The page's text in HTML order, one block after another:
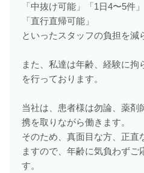
「中抜け可能」「1日4〜5件」
「直行直帰可能」
といったスタッフの負担を減
また、私達は年齢、経験に拘
を行っております。
当社は、患者様は勿論、薬剤
携を取りながら働きます。
そのため、真面目な方、正直
ますので、年齢に気負わずご
す。